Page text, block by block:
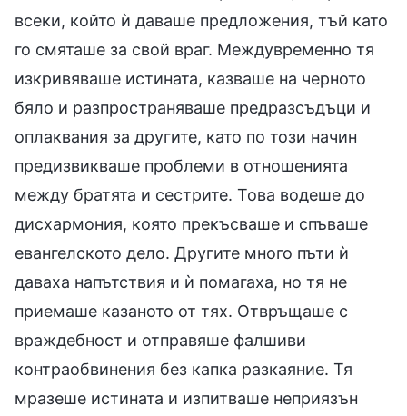
всеки, който ѝ даваше предложения, тъй като
го смяташе за свой враг. Междувременно тя
изкривяваше истината, казваше на черното
бяло и разпространяваше предразсъдъци и
оплаквания за другите, като по този начин
предизвикваше проблеми в отношенията
между братята и сестрите. Това водеше до
дисхармония, която прекъсваше и спъваше
евангелското дело. Другите много пъти ѝ
даваха напътствия и ѝ помагаха, но тя не
приемаше казаното от тях. Отвръщаше с
враждебност и отправяше фалшиви
контраобвинения без капка разкаяние. Тя
мразеше истината и изпитваше неприязън